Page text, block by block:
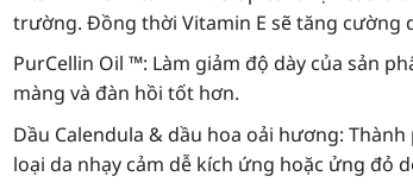
trường. Đồng thời Vitamin E sẽ tăng cường
PurCellin Oil ™: Làm giảm độ dày của sản
màng và đàn hồi tốt hơn.
Dầu Calendula & dầu hoa oải hương:
loại da nhạy cảm dễ kích ứng hoặc ửng đỏ